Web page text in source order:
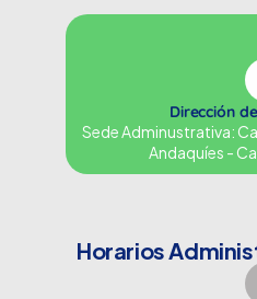
Dirección
Sede Adminustrativa:
Andaquíes -
Horarios